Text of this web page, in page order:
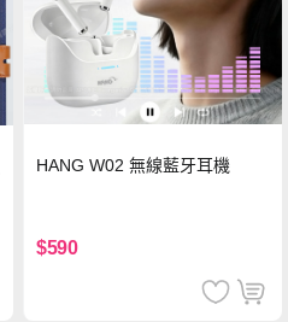
HANG W02 無線藍牙耳機
$590